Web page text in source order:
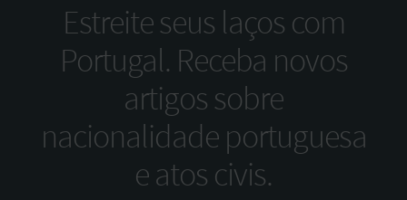
Estreite seus laços com
Portugal. Receba novos
artigos sobre
nacionalidade portuguesa
e atos civis.